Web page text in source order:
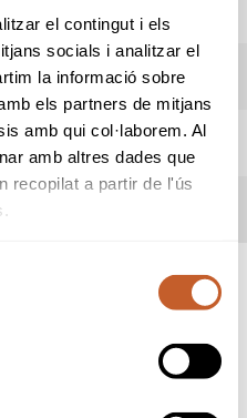
el contingut i els
socials i analitzar el
la informació sobre
els partners de mitjans
amb qui col·laborem. Al
amb altres dades que
recopilat a partir de l'ús